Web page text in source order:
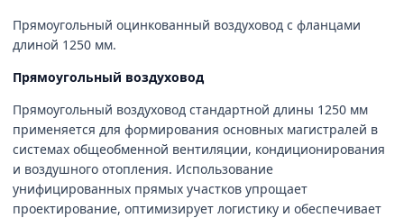
Прямоугольный оцинкованный воздуховод с фланцами
длиной 1250 мм.
Прямоугольный воздуховод
Прямоугольный воздуховод стандартной длины 1250 мм
применяется для формирования основных магистралей в
системах общеобменной вентиляции, кондиционирования
и воздушного отопления. Использование
унифицированных прямых участков упрощает
проектирование, оптимизирует логистику и обеспечивает